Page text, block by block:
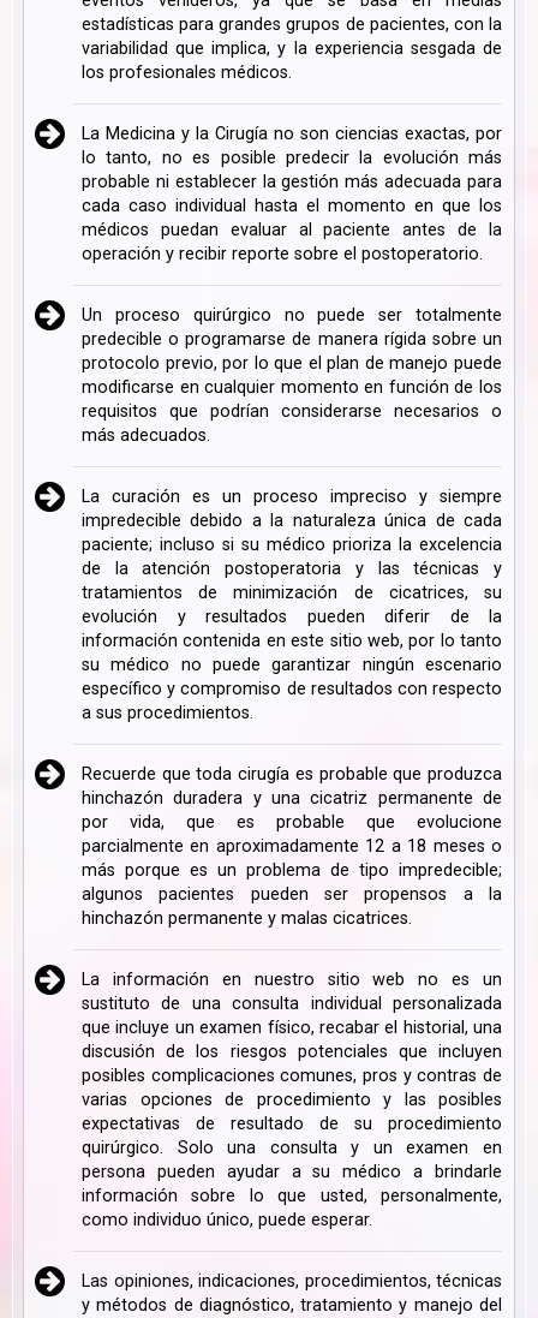
estadísticas para grandes grupos de pacientes, con la
variabilidad que implica, y la experiencia sesgada de
los profesionales médicos.
La Medicina y la Cirugía no son ciencias exactas, por
lo tanto, no es posible predecir la evolución más
probable ni establecer la gestión más adecuada para
cada caso individual hasta el momento en que los
médicos puedan evaluar al paciente antes de la
operación y recibir reporte sobre el postoperatorio.
Un proceso quirúrgico no puede ser totalmente
predecible o programarse de manera rígida sobre un
protocolo previo, por lo que el plan de manejo puede
modificarse en cualquier momento en función de los
requisitos que podrían considerarse necesarios o
más adecuados.
La curación es un proceso impreciso y siempre
impredecible debido a la naturaleza única de cada
paciente; incluso si su médico prioriza la excelencia
de la atención postoperatoria y las técnicas y
tratamientos de minimización de cicatrices, su
evolución y resultados pueden diferir de la
información contenida en este sitio web, por lo tanto
su médico no puede garantizar ningún escenario
específico y compromiso de resultados con respecto
a sus procedimientos.
Recuerde que toda cirugía es probable que produzca
hinchazón duradera y una cicatriz permanente de
por vida, que es probable que evolucione
parcialmente en aproximadamente 12 a 18 meses o
más porque es un problema de tipo impredecible;
algunos pacientes pueden ser propensos a la
hinchazón permanente y malas cicatrices.
La información en nuestro sitio web no es un
sustituto de una consulta individual personalizada
que incluye un examen físico, recabar el historial, una
discusión de los riesgos potenciales que incluyen
posibles complicaciones comunes, pros y contras de
varias opciones de procedimiento y las posibles
expectativas de resultado de su procedimiento
quirúrgico. Solo una consulta y un examen en
persona pueden ayudar a su médico a brindarle
información sobre lo que usted, personalmente,
como individuo único, puede esperar.
Las opiniones, indicaciones, procedimientos, técnicas
y métodos de diagnóstico, tratamiento y manejo del